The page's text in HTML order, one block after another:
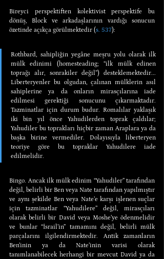
Bireyci perspektiften kolektivist perspektife bu
dönüş, Block ve arkadaşlarının vardığı sonucun
özetinde açıkça görülmektedir (s. 537):
Rothbard, sahipliğin yegâne meşru yolu olarak ilk
mülk edinimi (homesteading; “ilk mülk edinen
toprağı alır, sonrakiler değil”) desteklemektedir...
Liberteryenler bu olgudan, çalınan mülklerin asıl
sahiplerine ya da onların mirasçılarına iade
edilmesi gerektiği sonucunu çıkarmaktadır.
Tazminatlar için durum budur. Romalılar yaklaşık
iki bin yıl önce Yahudilerden toprak çaldılar;
Yahudiler bu toprakları hiçbir zaman Araplara ya da
başka birine vermediler. Dolayısıyla liberteryen
teoriye göre bu topraklar Yahudilere iade
edilmelidir.
Bingo. Ancak ilk mülk edinim “Yahudiler” tarafından
değil, belirli bir Ben veya Nate tarafından yapılmıştır
ve aynı şekilde Ben veya Nate’e karşı işlenen suçlar
için tazminatlar “Yahudilere” değil, mirasçıları
olarak belirli bir David veya Moshe’ye ödenmelidir
ve bunlar “İsrail’in” tamamını değil, belirli mülk
parçalarını ilgilendirmektedir. Antik zamanların
Ben’inin ya da Nate’inin varisi olarak
tanımlanabilecek herhangi bir mevcut David ya da